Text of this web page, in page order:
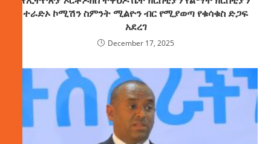
ተራድኦ ኮሚሽን ስምንት ሚልዮን ብር የሚያወጣ የቁሳቁስ ድጋፍ
አደረገ
December 17, 2025